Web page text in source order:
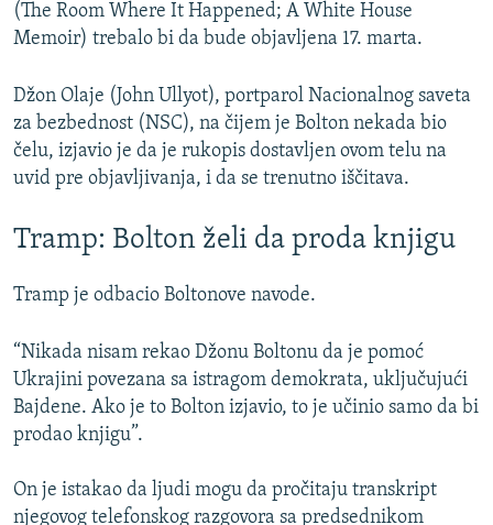
(The Room Where It Happened; A White House
Memoir) trebalo bi da bude objavljena 17. marta.
Džon Olaje (John Ullyot), portparol Nacionalnog saveta
za bezbednost (NSC), na čijem je Bolton nekada bio
čelu, izjavio je da je rukopis dostavljen ovom telu na
uvid pre objavljivanja, i da se trenutno iščitava.
Tramp: Bolton želi da proda knjigu
Tramp je odbacio Boltonove navode.
“Nikada nisam rekao Džonu Boltonu da je pomoć
Ukrajini povezana sa istragom demokrata, uključujući
Bajdene. Ako je to Bolton izjavio, to je učinio samo da bi
prodao knjigu”.
On je istakao da ljudi mogu da pročitaju transkript
njegovog telefonskog razgovora sa predsednikom